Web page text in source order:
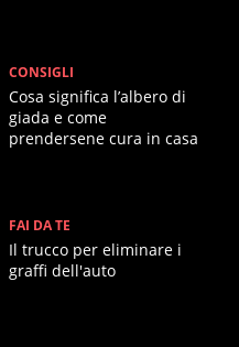
CONSIGLI
Cosa significa l’albero di
giada e come
prendersene cura in casa
FAI DA TE
Il trucco per eliminare i
graffi dell'auto